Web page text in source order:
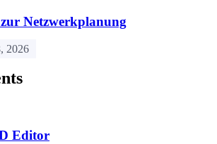
Netzwerkplanung
2026
Editor